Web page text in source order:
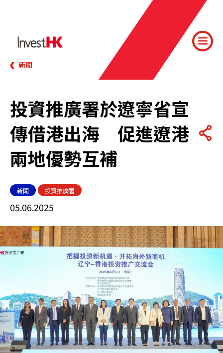
新聞
投資推廣署於遼寧省宣
傳借港出海 ​促進遼港
兩地優勢互補
新聞 投資推廣署
05.06.2025